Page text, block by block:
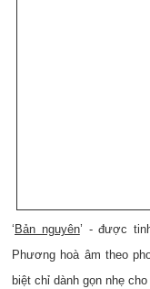
‘ Bản nguyên’ - được
Phương hoà âm theo
biệt chỉ dành gọn nhẹ